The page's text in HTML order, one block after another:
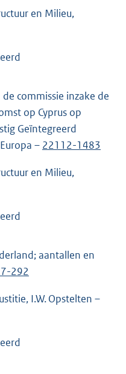
en Milieu,
commissie inzake de
op Cyprus op
Geïntegreerd
– 22112-1483
en Milieu,
aantallen en
292
I.W. Opstelten –